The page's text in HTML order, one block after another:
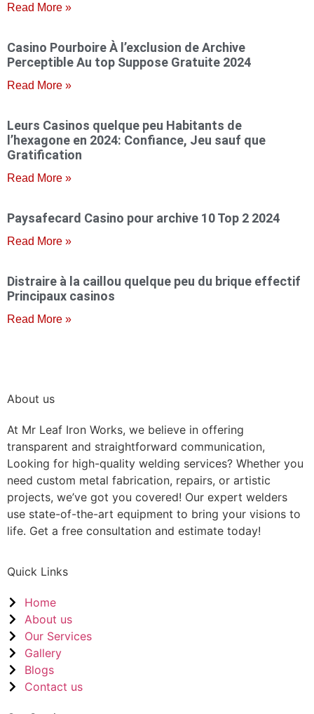
Read More »
Casino Pourboire À l’exclusion de Archive
Perceptible Au top Suppose Gratuite 2024
Read More »
Leurs Casinos quelque peu Habitants de
l’hexagone en 2024: Confiance, Jeu sauf que
Gratification
Read More »
Paysafecard Casino pour archive 10 Top 2 2024
Read More »
Distraire à la caillou quelque peu du brique effectif
Principaux casinos
Read More »
About us
At Mr Leaf Iron Works, we believe in offering
transparent and straightforward communication,
Looking for high-quality welding services? Whether you
need custom metal fabrication, repairs, or artistic
projects, we’ve got you covered! Our expert welders
use state-of-the-art equipment to bring your visions to
life. Get a free consultation and estimate today!
Quick Links
Home
About us
Our Services
Gallery
Blogs
Contact us